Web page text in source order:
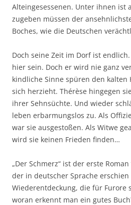
Alteingesessenen. Unter ihnen ist
zugeben müssen der
Boches, wie die Deutschen
Doch seine Zeit im Dorf ist
hier sein. Doch er wird nie ganz
kindliche Sinne spüren den
sich herzieht. Thérèse hingegen
ihrer Sehnsüchte. Und wieder
leben erbarmungslos zu. Als
war sie ausgestoßen. Als Witwe
wird sie keinen Frieden finden…
„Der Schmerz“ ist der erste
der in deutscher Sprache erschien
Wiederentdeckung, die für Furore
woran erkennt man ein gutes